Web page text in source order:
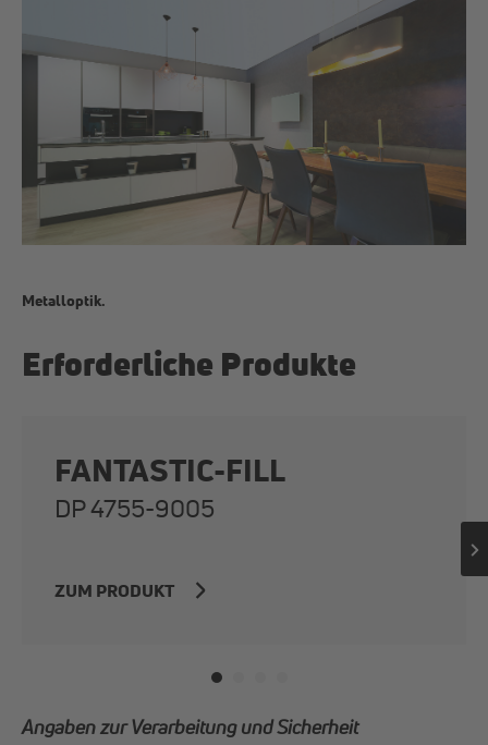
Metalloptik.
Erforderliche Produkte
FANTASTIC-FILL
DP 4755-9005
ZUM PRODUKT
Angaben zur Verarbeitung und Sicherheit